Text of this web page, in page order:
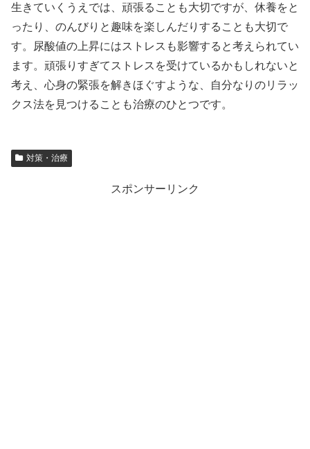
生きていくうえでは、頑張ることも大切ですが、休養をと
ったり、のんびりと趣味を楽しんだりすることも大切で
す。尿酸値の上昇にはストレスも影響すると考えられてい
ます。頑張りすぎてストレスを受けているかもしれないと
考え、心身の緊張を解きほぐすような、自分なりのリラッ
クス法を見つけることも治療のひとつです。
対策・治療
スポンサーリンク